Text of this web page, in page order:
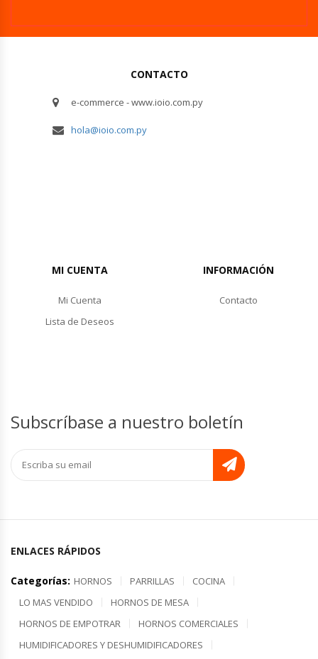
CONTACTO
e-commerce - www.ioio.com.py
hola@ioio.com.py
MI CUENTA
Mi Cuenta
Lista de Deseos
INFORMACIÓN
Contacto
Subscríbase a nuestro boletín
ENLACES RÁPIDOS
Categorías: HORNOS PARRILLAS
COCINA
LO MAS VENDIDO
HORNOS DE MESA
HORNOS DE EMPOTRAR
HORNOS COMERCIALES
HUMIDIFICADORES Y DESHUMIDIFICADORES